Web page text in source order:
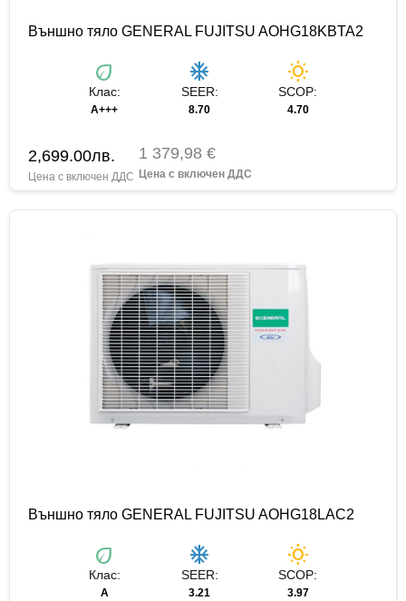
Външно тяло GENERAL FUJITSU AOHG18KBTA2
eco
Клас:
A+++
ac_unit
SEER:
8.70
wb_sunny
SCOP:
4.70
2,699.00лв. 1 379,98 €
Външно тяло GENERAL FUJITSU AOHG18LAC2
eco
Клас:
А
ac_unit
SEER:
3.21
wb_sunny
SCOP:
3.97